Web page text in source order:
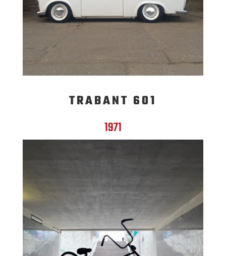
TRABANT 601
1971